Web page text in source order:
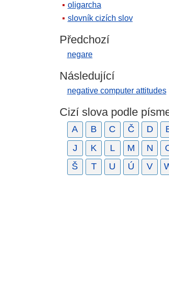
oligarcha
slovník cizích slov
Předchozí
negare
Následující
negative computer attitudes
Cizí slova podle
A B C Č D
J
K L M N
Š
T U Ú V